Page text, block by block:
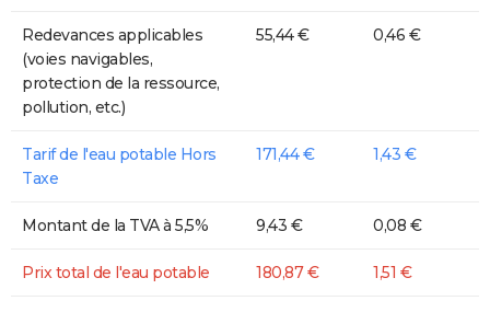
Redevances applicables
(voies navigables,
protection de la ressource,
pollution, etc.)
55,44 € 0,46 €
Tarif de l'eau potable Hors
Taxe
171,44 € 1,43 €
Montant de la TVA à 5,5% 9,43 € 0,08 €
Prix total de l'eau potable 180,87 € 1,51 €